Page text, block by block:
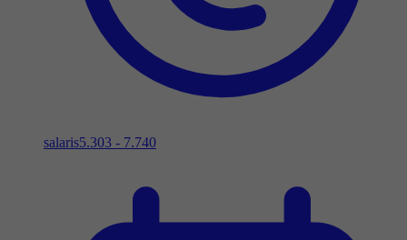
salaris5.303 - 7.740